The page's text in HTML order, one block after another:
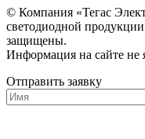
© Компания «Тегас
светодиодной
защищены.
Информация на сайте не
Отправить заявку